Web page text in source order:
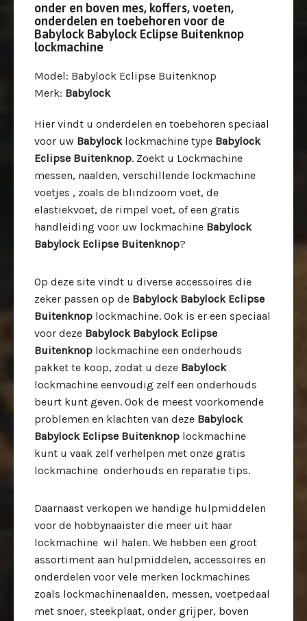
onder en boven mes, koffers, voeten,
onderdelen en toebehoren voor de
Babylock Babylock Eclipse Buitenknop
lockmachine
Model: Babylock Eclipse Buitenknop
Merk: Babylock
Hier vindt u onderdelen en toebehoren speciaal
voor uw Babylocklockmachine type Babylock
Eclipse Buitenknop. Zoekt u Lockmachine
messen, naalden, verschillende lockmachine
voetjes , zoals de blindzoom voet, de
elastiekvoet, de rimpel voet, of een gratis
handleiding voor uw lockmachine Babylock
Babylock Eclipse Buitenknop?
Op deze site vindt u diverse accessoires die
zeker passen op de Babylock Babylock Eclipse
Buitenknop lockmachine. Ook is er een speciaal
voor deze Babylock Babylock Eclipse
Buitenknop lockmachine een onderhouds
pakket te koop, zodat u deze Babylock
lockmachine eenvoudig zelf een onderhouds
beurt kunt geven. Ook de meest voorkomende
problemen en klachten van deze Babylock
Babylock Eclipse Buitenknop lockmachine
kunt u vaak zelf verhelpen met onze gratis
lockmachine onderhouds en reparatie tips.
Daarnaast verkopen we handige hulpmiddelen
voor de hobbynaaister die meer uit haar
lockmachine wil halen. We hebben een groot
assortiment aan hulpmiddelen, accessoires en
onderdelen voor vele merken lockmachines
zoals lockmachinenaalden, messen, voetpedaal
met snoer, steekplaat, onder grijper, boven